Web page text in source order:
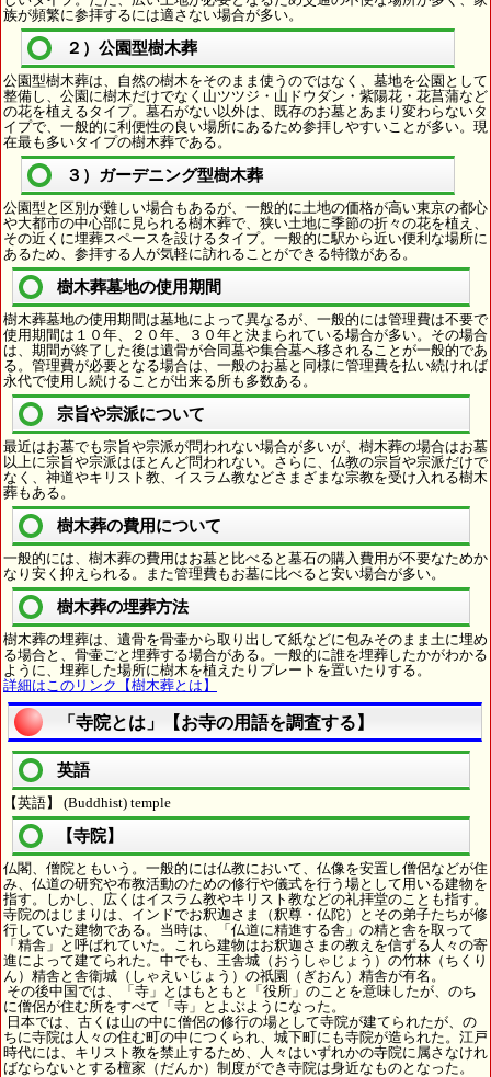
族が頻繁に参拝するには適さない場合が多い。
２）公園型樹木葬
公園型樹木葬は、自然の樹木をそのまま使うのではなく、墓地を公園として
整備し、公園に樹木だけでなく山ツツジ・山ドウダン・紫陽花・花菖蒲など
の花を植えるタイプ。墓石がない以外は、既存のお墓とあまり変わらないタ
イプで、一般的に利便性の良い場所にあるため参拝しやすいことが多い。現
在最も多いタイプの樹木葬である。
３）ガーデニング型樹木葬
公園型と区別が難しい場合もあるが、一般的に土地の価格が高い東京の都心
や大都市の中心部に見られる樹木葬で、狭い土地に季節の折々の花を植え、
その近くに埋葬スペースを設けるタイプ。一般的に駅から近い便利な場所に
あるため、参拝する人が気軽に訪れることができる特徴がある。
樹木葬墓地の使用期間
樹木葬墓地の使用期間は墓地によって異なるが、一般的には管理費は不要で
使用期間は１０年、２０年、３０年と決まられている場合が多い。その場合
は、期間が終了した後は遺骨が合同墓や集合墓へ移されることが一般的であ
る。管理費が必要となる場合は、一般のお墓と同様に管理費を払い続ければ
永代で使用し続けることが出来る所も多数ある。
宗旨や宗派について
最近はお墓でも宗旨や宗派が問われない場合が多いが、樹木葬の場合はお墓
以上に宗旨や宗派はほとんど問われない。さらに、仏教の宗旨や宗派だけで
なく、神道やキリスト教、イスラム教などさまざまな宗教を受け入れる樹木
葬もある。
樹木葬の費用について
一般的には、樹木葬の費用はお墓と比べると墓石の購入費用が不要なためか
なり安く抑えられる。また管理費もお墓に比べると安い場合が多い。
樹木葬の埋葬方法
樹木葬の埋葬は、遺骨を骨壷から取り出して紙などに包みそのまま土に埋め
る場合と、骨壷ごと埋葬する場合がある。一般的に誰を埋葬したかがわかる
ように、埋葬した場所に樹木を植えたりプレートを置いたりする。
詳細はこのリンク【樹木葬とは】
「寺院とは」【お寺の用語を調査する】
英語
【英語】 (Buddhist) temple
【寺院】
仏閣、僧院ともいう。一般的には仏教において、仏像を安置し僧侶などが住
み、仏道の研究や布教活動のための修行や儀式を行う場として用いる建物を
指す。しかし、広くはイスラム教やキリスト教などの礼拝堂のことも指す。
寺院のはじまりは、インドでお釈迦さま（釈尊・仏陀）とその弟子たちが修
行していた建物である。当時は、「仏道に精進する舎」の精と舎を取って
「精舎」と呼ばれていた。これら建物はお釈迦さまの教えを信ずる人々の寄
進によって建てられた。中でも、王舎城（おうしゃじょう）の竹林（ちくり
ん）精舎と舎衛城（しゃえいじょう）の祇園（ぎおん）精舎が有名。
その後中国では、「寺」とはもともと「役所」のことを意味したが、のち
に僧侶が住む所をすべて「寺」とよぶようになった。
日本では、古くは山の中に僧侶の修行の場として寺院が建てられたが、の
ちに寺院は人々の住む町の中につくられ、城下町にも寺院が造られた。江戸
時代には、キリスト教を禁止するため、人々はいずれかの寺院に属さなけれ
ばならないとする檀家（だんか）制度ができ寺院は身近なものとなった。